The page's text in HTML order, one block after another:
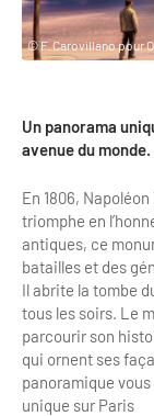
Clientèles
Clientèles
Etudes
Dispositifs
Chiffres
Chiffres clés de
Repères annuel
La liste des OT
APIDAE
Formations
Mode d'emploi
Formations
Formations OT
Ateliers
Matinales
Restaurants
Offre de la
Activités
Musée -
Croisiéristes/
Parcs
Cabarets et
© F. Carovillano pour
Un panorama
avenue du monde.
En 1806,
triomphe en
antiques, ce
batailles et des
Il abrite la tombe
tous les soirs. Le
parcourir son
qui ornent ses
panoramique
unique sur Paris